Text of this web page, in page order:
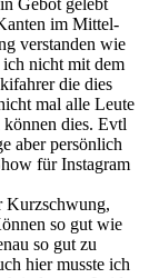
im Mittel-
verstanden wie
nicht mit dem
die dies
mal alle Leute
dies. Evtl
aber persönlich
für Instagram
Kurzschwung,
so gut wie
so gut zu
hier musste ich